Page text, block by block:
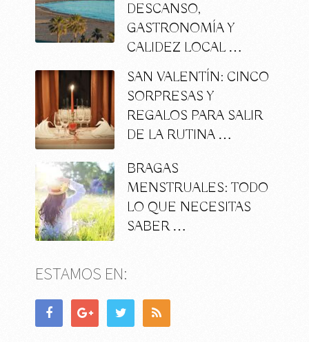
DESCANSO,
GASTRONOMÍA Y
CALIDEZ LOCAL …
SAN VALENTÍN: CINCO
SORPRESAS Y
REGALOS PARA SALIR
DE LA RUTINA …
BRAGAS
MENSTRUALES: TODO
LO QUE NECESITAS
SABER …
ESTAMOS EN: